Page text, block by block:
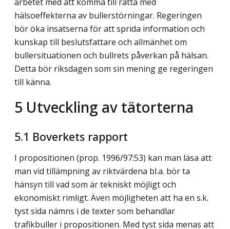
hälsoeffekterna av bullerstörningar. Regeringen
bör öka insatserna för att sprida information och
kunskap till beslutsfattare och allmänhet om
bullersituationen och bullrets påverkan på hälsan.
Detta bör riksdagen som sin mening ge regeringen
till känna.
5 Utveckling av tätorterna
5.1 Boverkets rapport
I propositionen (prop. 1996/97:53) kan man läsa att
man vid tillämpning av riktvärdena bl.a. bör ta
hänsyn till vad som är tekniskt möjligt och
ekonomiskt rimligt. Även möjligheten att ha en s.k.
tyst sida nämns i de texter som behandlar
trafikbuller i propositionen. Med tyst sida menas att